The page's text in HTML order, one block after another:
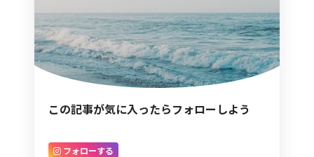
この記事が気に入ったらフォローしよう
フォローする